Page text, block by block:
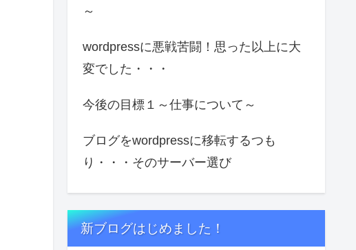
～
wordpressに悪戦苦闘！思った以上に大
変でした・・・
今後の目標１～仕事について～
ブログをwordpressに移転するつも
り・・・そのサーバー選び
新ブログはじめました！